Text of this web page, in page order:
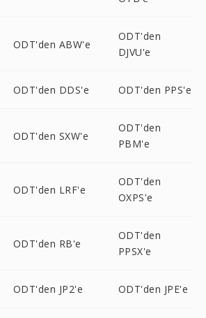
ODT'den ABW'e
ODT'den
DJVU'e
ODT'den DDS'e ODT'den PPS'e
ODT'den SXW'e
ODT'den
PBM'e
ODT'den LRF'e
ODT'den
OXPS'e
ODT'den RB'e
ODT'den
PPSX'e
ODT'den JP2'e ODT'den JPE'e